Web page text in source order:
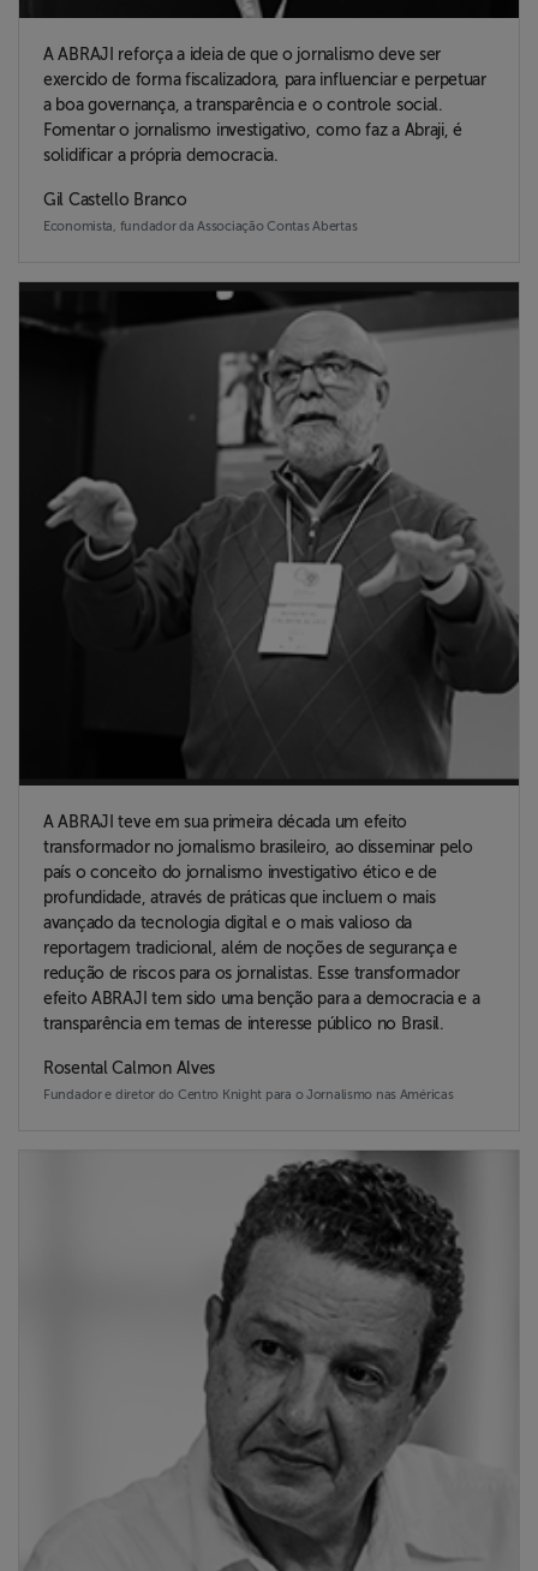
A ABRAJI reforça a ideia de que o jornalismo deve ser
exercido de forma fiscalizadora, para influenciar e perpetuar
a boa governança, a transparência e o controle social.
Fomentar o jornalismo investigativo, como faz a Abraji, é
solidificar a própria democracia.
Gil Castello Branco
Economista, fundador da Associação Contas Abertas
A ABRAJI teve em sua primeira década um efeito
transformador no jornalismo brasileiro, ao disseminar pelo
país o conceito do jornalismo investigativo ético e de
profundidade, através de práticas que incluem o mais
avançado da tecnologia digital e o mais valioso da
reportagem tradicional, além de noções de segurança e
redução de riscos para os jornalistas. Esse transformador
efeito ABRAJI tem sido uma benção para a democracia e a
transparência em temas de interesse público no Brasil.
Rosental Calmon Alves
Fundador e diretor do Centro Knight para o Jornalismo nas Américas